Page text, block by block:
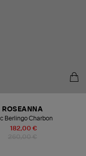
182,00 €
ROSEANNA
Berlingo Charbon